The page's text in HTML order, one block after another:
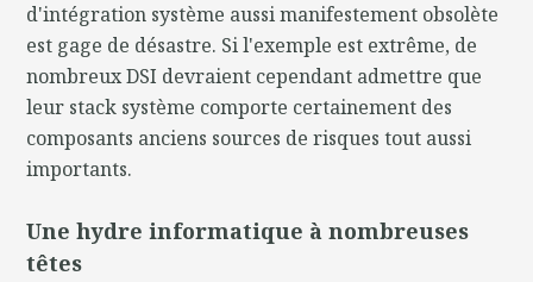
d'intégration système aussi manifestement obsolète
est gage de désastre. Si l'exemple est extrême, de
nombreux DSI devraient cependant admettre que
leur stack système comporte certainement des
composants anciens sources de risques tout aussi
importants.
Une hydre informatique à nombreuses
têtes